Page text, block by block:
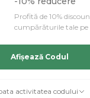
Profită de 10%
cumpărăturile tale
Afișează Codul
activitatea codului